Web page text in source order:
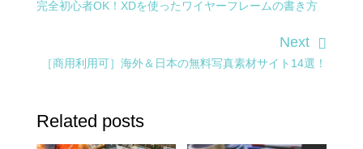
完全初心者OK！XDを使ったワイヤーフレームの書き方
Next
［商用利用可］海外＆日本の無料写真素材サイト14選！
Related posts